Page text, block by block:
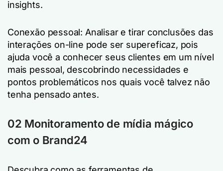
insights.
Conexão pessoal: Analisar e tirar conclusões das
interações on-line pode ser supereficaz, pois
ajuda você a conhecer seus clientes em um nível
mais pessoal, descobrindo necessidades e
pontos problemáticos nos quais você talvez não
tenha pensado antes.
02 Monitoramento de mídia mágico
com o Brand24